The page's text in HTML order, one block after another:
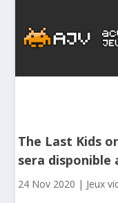
The Last Kids
sera disponible
24 Nov 2020 | Jeux